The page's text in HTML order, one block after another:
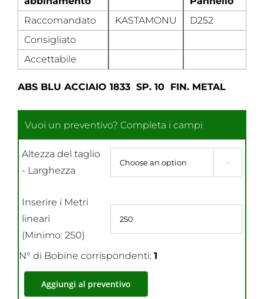
Raccomandato
KASTAMONU
D252
Consigliato
Accettabile
ABS BLU ACCIAIO 1833 SP. 10 FIN. METAL
Altezza del taglio
- Larghezza

Inserire i Metri
lineari
(Minimo: 250)
N° di Bobine corrispondenti: 1
Aggiungi al preventivo